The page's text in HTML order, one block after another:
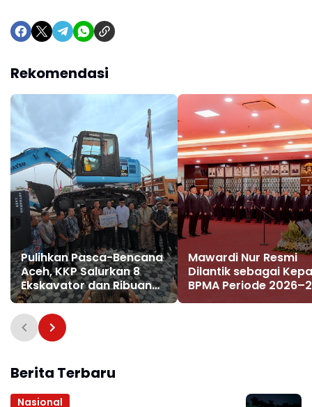
Rekomendasi
Pulihkan Pasca-Bencana
Aceh, KKP Salurkan 8
Ekskavator dan Ribuan
Alat Perikanan
Mawardi Nur Resmi
Dilantik sebagai
BPMA Periode
Berita Terbaru
Nasional